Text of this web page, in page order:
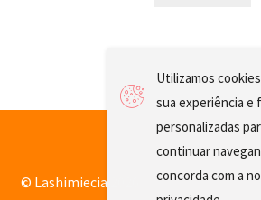
© Lashimiecia 2026
Utilizamos
sua experiência e
personalizadas
continuar
concorda com a